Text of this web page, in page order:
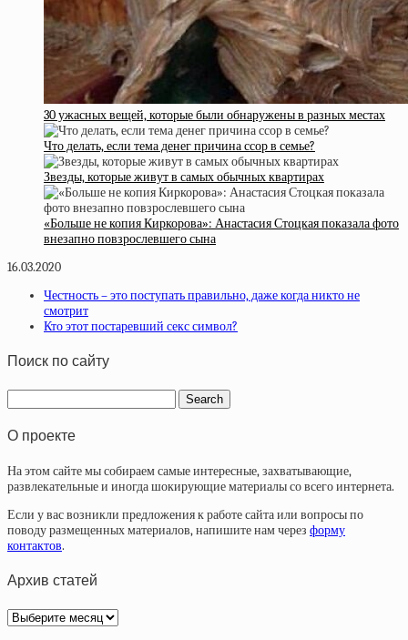
30 ужасных вещей, которые были обнаружены в разных местах
Что делать, если тема денег причина ссор в семье?
Звезды, которые живут в самых обычных квартирах
«Больше не копия Киркорова»: Анастасия Стоцкая показала фото
внезапно повзрослевшего сына
16.03.2020
Честность – это поступать правильно, даже когда никто не
смотрит
Кто этот постаревший секс символ?
Поиск по сайту
О проекте
На этом сайте мы собираем самые интересные, захватывающие,
развлекательные и иногда шокирующие материалы со всего интернета.
Если у вас возникли предложения к работе сайта или вопросы по
поводу размещенных материалов, напишите нам через форму
контактов.
Архив статей
Архив
статей